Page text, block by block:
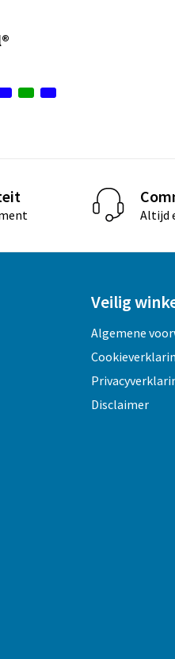
Altijd
Veilig
Algemene
Disclaimer